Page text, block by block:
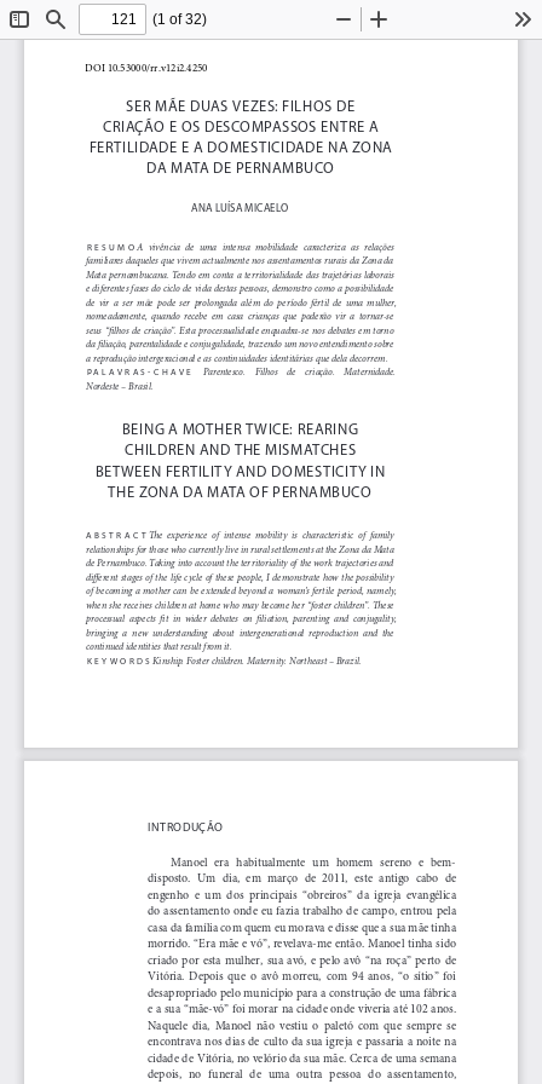
ToggleFind
(1 of 32)
Zoom
SER MÃE DUAS VEZES: FILHOS DE
CRIAÇÃO E OS DESCOMPASSOS ENTRE A
FERTILIDADE E A DOMESTICIDADE NA ZONA
DA MATA DE PERNAMBUCO
ANA LUÍSA MICAELO
RESUMO A  vivência  de  uma  intensa  mobilidade  caracteriza  as  relações
familiares daqueles que vivem actualmente nos assentamentos rurais da Zona da
Mata pernambucana. Tendo em conta a territorialidade das trajetórias laborais
e diferentes fases do ciclo de vida destas pessoas, demonstro como a possibilidade
de  vir  a  ser  mãe  pode  ser  prolongada  além  do  período  fértil  de  uma  mulher,
nomeadamente,  quando  recebe  em  casa  crianças  que  poderão  vir  a  tornar-se
seus  “filhos  de  criação”.  Esta  processualidade  enquadra-se  nos  debates  em  torno
da filiação, parentalidade e conjugalidade, trazendo um novo entendimento sobre
a reprodução intergeracional e as continuidades identitárias que dela decorrem.
PALAVRAS-CHAVE
    Parentesco.    Filhos    de    criação.    Maternidade.
Nordeste – Brasil.
BEING A MOTHER TWICE: REARING
CHILDREN AND THE MISMATCHES
BETWEEN FERTILITY AND DOMESTICITY IN
THE ZONA DA MATA OF PERNAMBUCO
ABSTRACT The  experience  of  intense  mobility  is  characteristic  of  family
relationships for those who currently live in rural settlements at the Zona da Mata
de Pernambuco. Taking into account the territoriality of the work trajectories and
different stages of the life cycle of these people, I demonstrate how the possibility
of  becoming  a  mother  can  be  extended  beyond  a  woman’s  fertile  period,  namely,
when she receives children at home who may become her “foster children”. These
processual  aspects  fit  in  wider  debates  on  filiation,  parenting  and  conjugality,
bringing  a  new  understanding  about  intergenerational  reproduction  and  the
continued identities that result from it.
KEYWORDS Kinship. Foster children. Maternity. Northeast – Brazil.
INTRODUÇÃO
Manoel   era   habitualmente   um   homem   sereno   e   bem-
disposto.  Um  dia,  em  março  de  2011,  este  antigo  cabo  de
engenho  e  um  dos  principais  “obreiros”  da  igreja  evangélica
do  assentamento  onde  eu  fazia  trabalho  de  campo,  entrou  pela
casa da família com quem eu morava e disse que a sua mãe tinha
morrido. “Era mãe e vó”, revelava-me então. Manoel tinha sido
criado  por  esta  mulher,  sua  avó,  e  pelo  avô  “na  roça”  perto  de
Vitória.  Depois  que  o  avô  morreu,  com  94  anos,  “o  sítio”  foi
desapropriado pelo município para a construção de uma fábrica
e a sua “mãe-vó” foi morar na cidade onde viveria até 102 anos.
Naquele  dia,  Manoel  não  vestiu  o  paletó  com  que  sempre  se
encontrava  nos  dias  de  culto  da  sua  igreja  e  passaria  a  noite  na
cidade de Vitória, no velório da sua mãe. Cerca de uma semana
depois,   no   funeral   de   uma   outra   pessoa   do   assentamento,